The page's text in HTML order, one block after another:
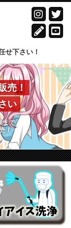
せ下さい！
売！
い
まで
！